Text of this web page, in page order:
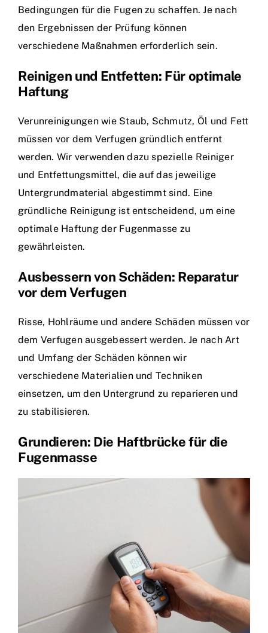
Bedingungen für die Fugen zu schaffen. Je nach
den Ergebnissen der Prüfung können
verschiedene Maßnahmen erforderlich sein.
Reinigen und Entfetten: Für optimale
Haftung
Verunreinigungen wie Staub, Schmutz, Öl und Fett
müssen vor dem Verfugen gründlich entfernt
werden. Wir verwenden dazu spezielle Reiniger
und Entfettungsmittel, die auf das jeweilige
Untergrundmaterial abgestimmt sind. Eine
gründliche Reinigung ist entscheidend, um eine
optimale Haftung der Fugenmasse zu
gewährleisten.
Ausbessern von Schäden: Reparatur
vor dem Verfugen
Risse, Hohlräume und andere Schäden müssen vor
dem Verfugen ausgebessert werden. Je nach Art
und Umfang der Schäden können wir
verschiedene Materialien und Techniken
einsetzen, um den Untergrund zu reparieren und
zu stabilisieren.
Grundieren: Die Haftbrücke für die
Fugenmasse